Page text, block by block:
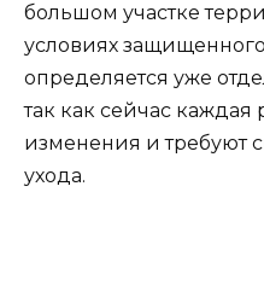
большом участке
условиях
определяется уже
так как сейчас каждая
изменения и требуют
ухода.